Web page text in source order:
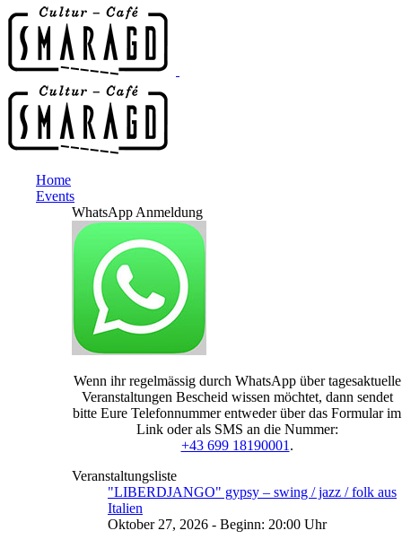
Home
Events
WhatsApp Anmeldung
Wenn ihr regelmässig durch WhatsApp über tagesaktuelle
Veranstaltungen Bescheid wissen möchtet, dann sendet
bitte Eure Telefonnummer entweder über das Formular im
Link oder als SMS an die Nummer:
+43 699 18190001 .
Veranstaltungsliste
"LIBERDJANGO" gypsy – swing / jazz / folk aus
Italien
Oktober 27, 2026 - Beginn: 20:00 Uhr